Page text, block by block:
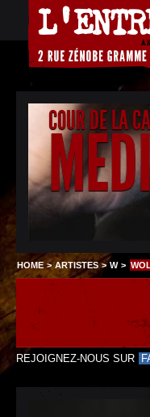
COUR DE LA
HOME >ARTISTES>W >
REJOIGNEZ-NOUS SUR